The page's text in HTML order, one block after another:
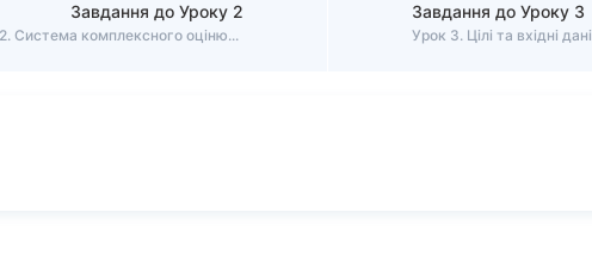
Завдання до Уроку 2
Урок 2. Система комплексного оцінювання AMEC
Завдання до Уроку 3
Урок 3. Цілі та вхідні дані